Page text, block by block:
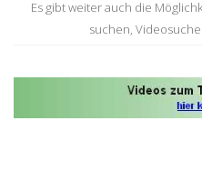
Es gibt weiter auch die
suchen,